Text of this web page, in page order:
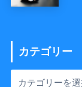
カテゴリー